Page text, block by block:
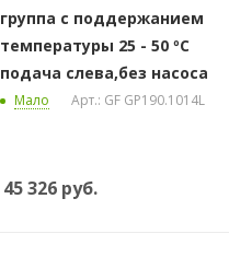
группа с поддержанием
температуры 25 - 50 ºС
подача слева,без насоса
Мало Арт.: GF GP190.1014L
45 326 руб.